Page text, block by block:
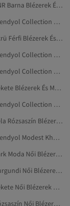
SNR Barna Blézerek És Mellények
Trendyol Collection Burgundi Blézerek És Mellények
Ekrü Férfi Blézerek És Mellények
Trendyol Collection Többszínű Blézerek És Mellények
Trendyol Collection Női Blézerek És Mellények
Fekete Blézerek És Mellények
Trendyol Collection Sárga Blézerek
Lela Rózsaszín Blézerek És Mellények
Trendyol Modest Khaki Blézerek És Mellények
Park Moda Női Blézerek És Mellények
Burgundi Női Blézerek És Mellények
Fekete Női Blézerek És Mellények
Rózsaszín Női Blézerek És Mellények